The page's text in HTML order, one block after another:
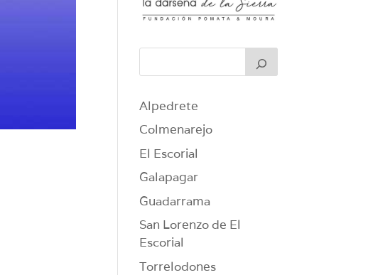
Alpedrete
Colmenarejo
El Escorial
Galapagar
Guadarrama
San Lorenzo de El
Escorial
Torrelodones